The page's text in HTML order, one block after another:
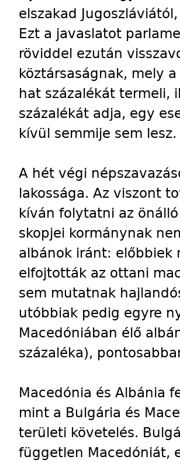
elszakad
Ezt a javaslatot
röviddel ezután
köztársaságnak, mely
hat százalékát termeli,
százalékát adja, egy
kívül semmije sem lesz.
A hét végi
lakossága. Az viszont
kíván folytatni az
skopjei kormánynak
albánok iránt: előbbiek
elfojtották az ottani
sem mutatnak
utóbbiak pedig egyre
Macedóniában élő
százaléka),
Macedónia és Albánia
mint a Bulgária és
területi követelés.
független Macedóniát,